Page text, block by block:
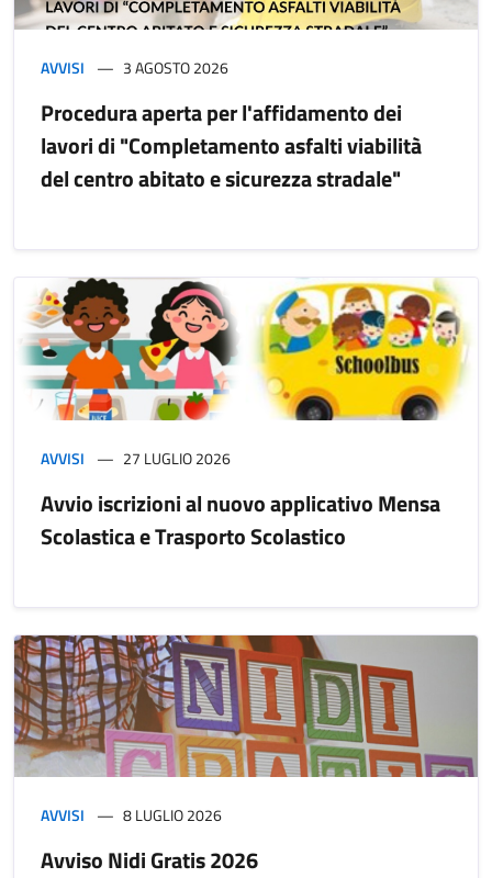
AVVISI 3 AGOSTO 2026
Procedura aperta per l'affidamento dei
lavori di "Completamento asfalti viabilità
del centro abitato e sicurezza stradale"
AVVISI 27 LUGLIO 2026
Avvio iscrizioni al nuovo applicativo Mensa
Scolastica e Trasporto Scolastico
AVVISI 8 LUGLIO 2026
Avviso Nidi Gratis 2026